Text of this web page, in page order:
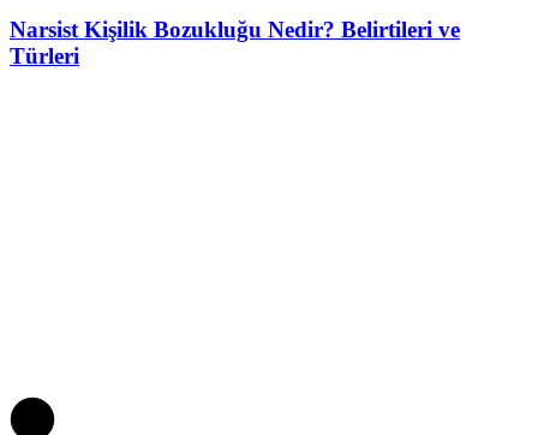
Narsist Kişilik Bozukluğu Nedir? Belirtileri ve
Türleri